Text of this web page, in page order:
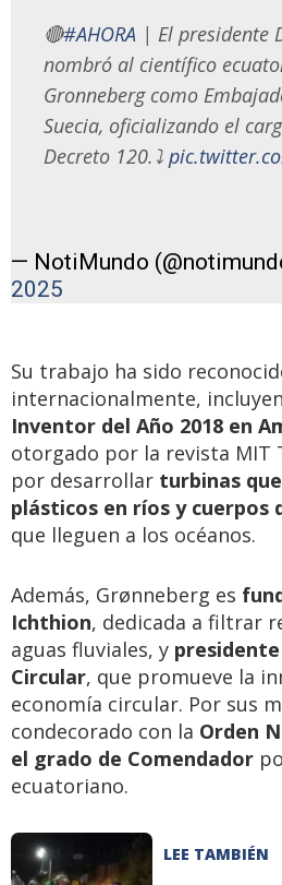
🔴#AHORA | El presidente
nombró al científico
Gronneberg como
Suecia, oficializando el
Decreto 120.⤵️
— NotiMundo
2025
Su trabajo ha sido
internacionalmente,
Inventor del Año 2018 en
otorgado por la revista MIT
por desarrollar turbinas
plásticos en ríos y cuerpos
que lleguen a los océanos.
Además, Grønneberg es
Ichthion, dedicada a filtrar
aguas fluviales, y
Circular, que promueve la
economía circular. Por sus
condecorado con la Orden
el grado de Comendador
ecuatoriano.
LEE TAMBIÉN